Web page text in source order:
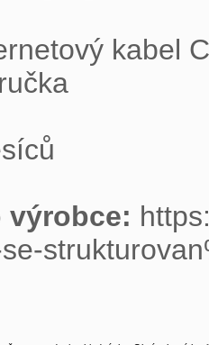
kabel
výrobce: